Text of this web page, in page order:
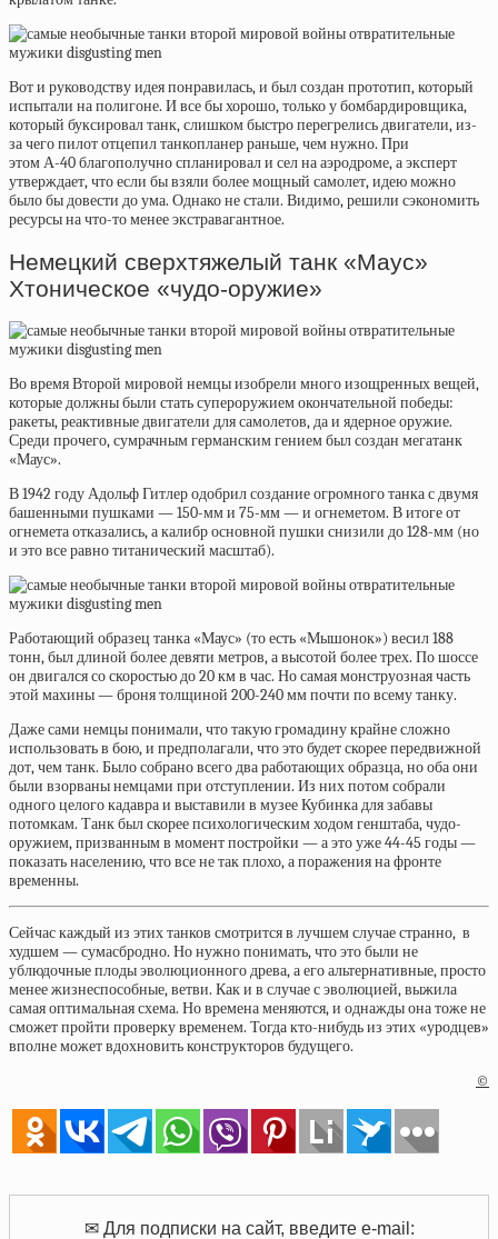
Вот и руководству идея понравилась, и был создан прототип, который
испытали на полигоне. И все бы хорошо, только у бомбардировщика,
который буксировал танк, слишком быстро перегрелись двигатели, из-
за чего пилот отцепил танкопланер раньше, чем нужно. При
этомА-40благополучно спланировал и сел на аэродроме, аэксперт
утверждает, что если бы взяли более мощный самолет, идею можно
было бы довести до ума. Однако не стали. Видимо, решили сэкономить
ресурсы на что-то менее экстравагантное.
Немецкий сверхтяжелый танк «Маус»
Хтоническое «чудо-оружие»
Во время Второй мировой немцы изобрели много изощренных вещей,
которые должны были стать супероружием окончательной победы:
ракеты, реактивные двигатели для самолетов, да и ядерное оружие.
Среди прочего, сумрачным германским гением был создан мегатанк
«Маус».
В 1942 году Адольф Гитлеродобрилсоздание огромного танка с двумя
башенными пушками — 150-мм и 75-мм — и огнеметом. В итоге от
огнемета отказались, а калибр основной пушки снизили до 128-мм (но
и это все равно титанический масштаб).
Работающий образец танка «Маус» (то есть «Мышонок») весил 188
тонн, был длиной более девяти метров, а высотой более трех. По шоссе
он двигался со скоростью до 20 км в час. Но самая монструозная часть
этой махины — броня толщиной 200-240 мм почти по всему танку.
Даже сами немцы понимали, что такую громадину крайне сложно
использовать в бою, и предполагали, что это будет скорее передвижной
дот, чем танк. Было собрано всего два работающих образца, но оба они
были взорваны немцами при отступлении. Из них потом собрали
одного целого кадавра и выставили в музее Кубинка для забавы
потомкам. Танк был скорее психологическим ходом генштаба,чудо-
оружием, призванным в момент постройки — а это уже 44-45 годы —
показать населению, что все не так плохо, а поражения на фронте
временны.
Сейчас каждый из этих танков смотрится в лучшем случае странно, в
худшем — сумасбродно. Но нужно понимать, что это были не
ублюдочные плоды эволюционного древа, а его альтернативные, просто
менее жизнеспособные, ветви. Как и в случае с эволюцией, выжила
самая оптимальная схема. Но времена меняются, и однажды она тоже не
сможет пройти проверку временем. Тогда кто-нибудь из этих «уродцев»
вполне может вдохновить конструкторов будущего.
©
✉ Для подписки на сайт, введите e-mail: